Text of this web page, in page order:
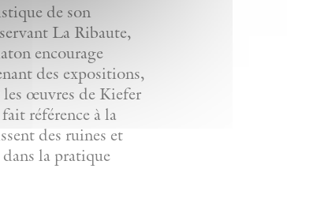
de son
La Ribaute,
encourage
des expositions,
œuvres de Kiefer
référence à la
des ruines et
la pratique